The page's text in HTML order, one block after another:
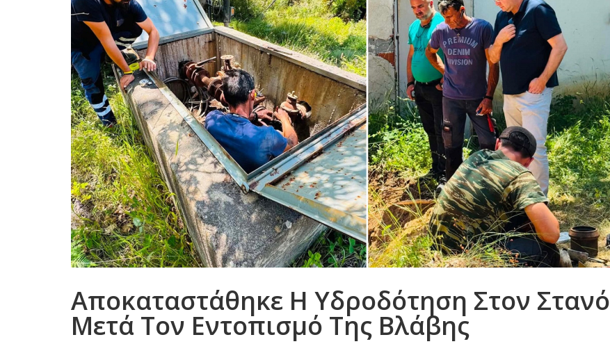
Αποκαταστάθηκε Η Υδροδότηση Στον Στανό
Μετά Τον Εντοπισμό Της Βλάβης